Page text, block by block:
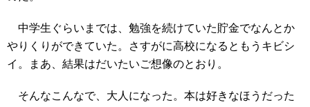
中学生ぐらいまでは、勉強を続けていた貯金でなんとか
やりくりができていた。さすがに高校になるともうキビシ
イ。まあ、結果はだいたいご想像のとおり。
そんなこんなで、大人になった。本は好きなほうだった